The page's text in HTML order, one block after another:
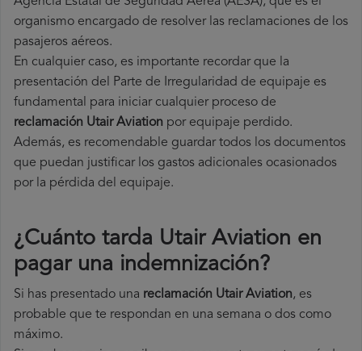
organismo encargado de resolver las reclamaciones de los
pasajeros aéreos.
En cualquier caso, es importante recordar que la
presentación del Parte de Irregularidad de equipaje es
fundamental para iniciar cualquier proceso de
reclamación Utair Aviation por equipaje perdido.
Además, es recomendable guardar todos los documentos
que puedan justificar los gastos adicionales ocasionados
por la pérdida del equipaje.
¿Cuánto tarda Utair Aviation en
pagar una indemnización?
Si has presentado una reclamación Utair Aviation, es
probable que te respondan en una semana o dos como
máximo.